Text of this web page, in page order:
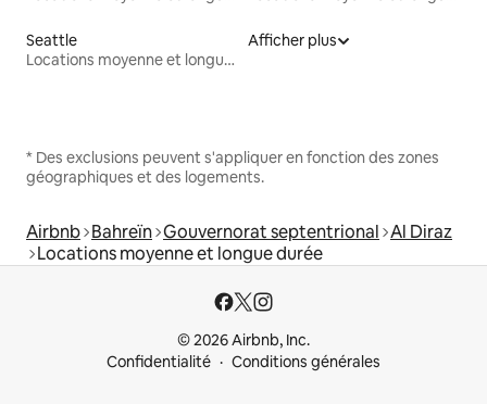
Seattle
Locations moyenne et longue durée
Afficher plus
* Des exclusions peuvent s'appliquer en fonction des zones
géographiques et des logements.
Airbnb Bahreïn Gouvernorat septentrional Al Diraz
Locations moyenne et longue durée
© 2026 Airbnb, Inc.
Confidentialité
Conditions générales